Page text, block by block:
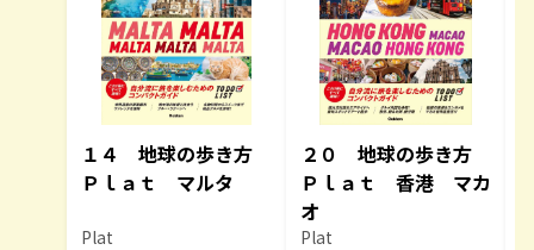
１４ 地球の歩き方
Ｐｌａｔ マルタ
Plat
２０ 地球の歩き方
Ｐｌａｔ 香港 マカ
オ
Plat